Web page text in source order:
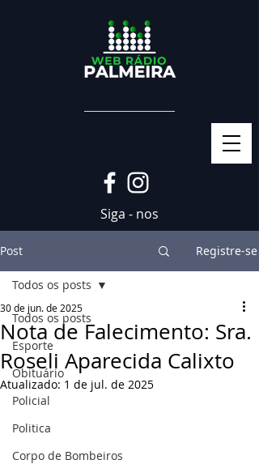
Siga - nos
Post Registre-se
Todos os posts
Esporte
Obituário
Policial
Politica
Corpo de Bombeiros
Todos os posts
Nota de Falecimento: Sra.
Roseli Aparecida Calixto
30 de jun. de 2025
Atualizado: 1 de jul. de 2025